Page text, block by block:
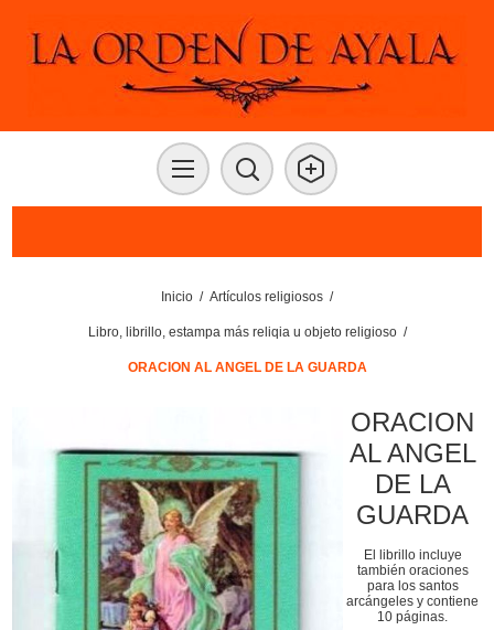
Inicio / Artículos religiosos /
Libro, librillo, estampa más reliqia u objeto religioso /
ORACION AL ANGEL DE LA GUARDA
ORACION
AL ANGEL
DE LA
GUARDA
El librillo incluye
también oraciones
para los santos
arcángeles y contiene
10 páginas.